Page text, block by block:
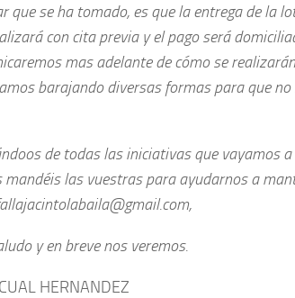
que se ha tomado, es que la entrega de la
con cita previa y el pago será
mas adelante de cómo se
barajando diversas formas para que
de todas las iniciativas que vayamos
las vuestras para ayudarnos a
y en breve nos veremos.
HERNANDEZ